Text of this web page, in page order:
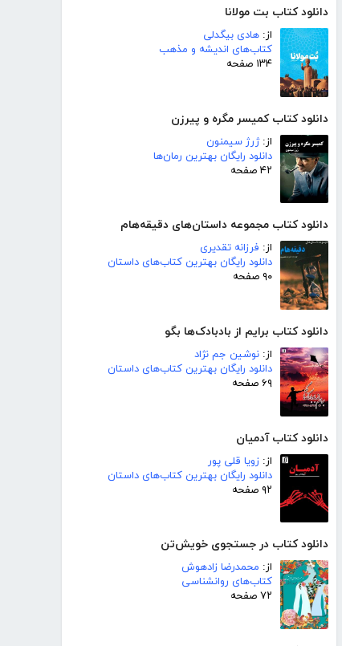
دانلود کتاب بت مولانا
از: هادی بیگدلی
کتاب‌های اندیشه و مذهب
۱۳۴ صفحه
دانلود کتاب کمیسر مگره و پیرزن
از:ژرژ سیمنون
دانلود رایگان بهترین رمان‌ها
۴۲ صفحه
دانلود کتاب مجموعه داستان‌های دقیقه‌هام
از: فرزانه تقدیری
دانلود رایگان بهترین کتاب‌های داستان
۹۰ صفحه
دانلود کتاب برایم از بادبادک‌ها بگو
از: نوشین جم نژاد
دانلود رایگان بهترین کتاب‌های داستان
۶۹ صفحه
دانلود کتاب آدمیان
از: زویا قلی پور
دانلود رایگان بهترین کتاب‌های داستان
۹۲ صفحه
دانلود کتاب در جستجوی خویش‌تن
از: محمدرضا زادهوش
کتاب‌های روانشناسی
۷۲ صفحه